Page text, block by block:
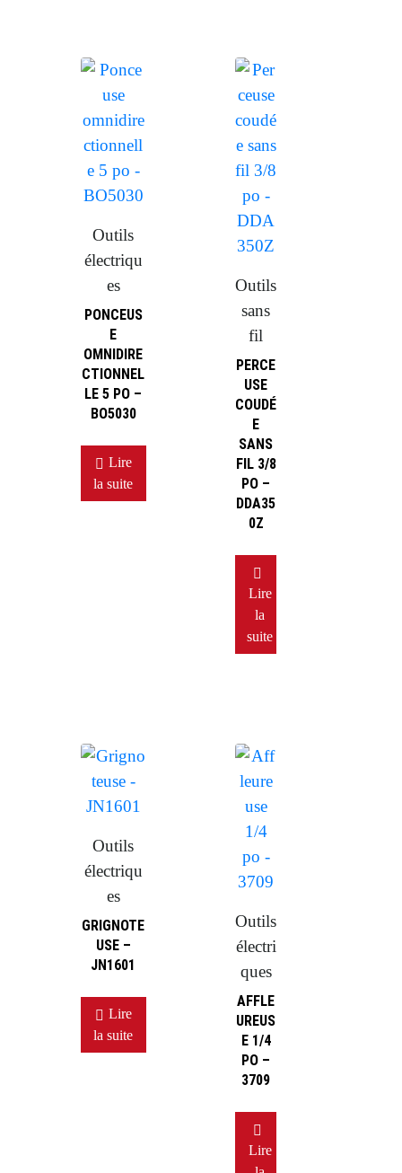
Outils
électriqu
es
PONCEUS
E
OMNIDIRE
CTIONNEL
LE 5 PO –
BO5030
Lire
la suite
Outils
sans
fil
PERCE
USE
COUDÉ
E
SANS
FIL 3/8
PO –
DDA35
0Z
Lire
la
suite
Outils
électriqu
es
GRIGNOTE
USE –
JN1601
Lire
la suite
Outils
électri
ques
AFFLE
UREUS
E 1/4
PO –
3709
Lire